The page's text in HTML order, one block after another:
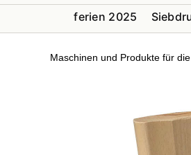
ferien 2025
Maschinen und Produkte für